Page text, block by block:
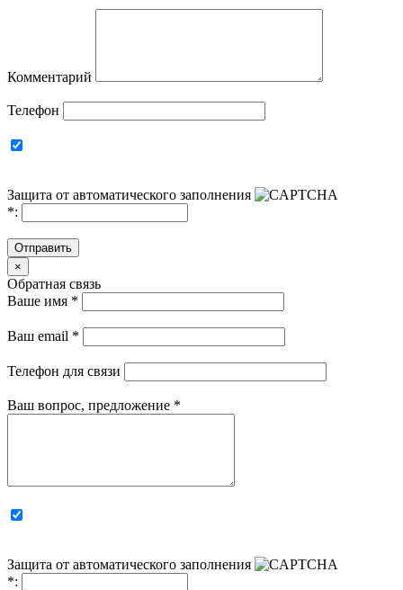
Комментарий
Телефон
Защита от автоматического заполнения
*:
Отправить
×
Обратная связь
Ваше имя *
Ваш email *
Телефон для связи
Ваш вопрос, предложение *
Защита от автоматического заполнения
*: